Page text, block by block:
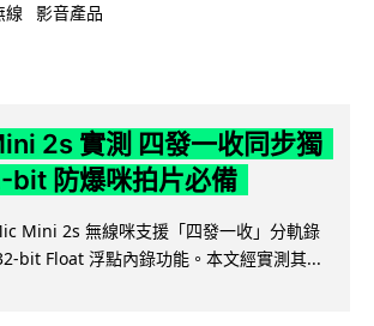
線 影音產品
2s 實測 四發一收同步獨
bit 防爆咪拍片必備
Mini 2s 無線咪支援「四發一收」分軌錄
bit Float 浮點內錄功能。本文經實測其...